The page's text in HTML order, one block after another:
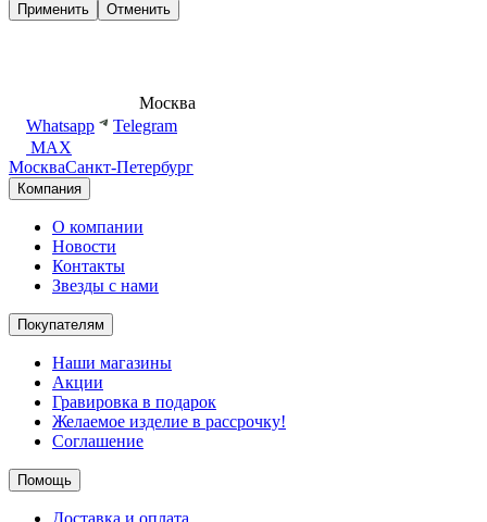
Применить Отменить
Москва
Whatsapp
Telegram
MAX
МоскваСанкт-Петербург
Компания
О компании
Новости
Контакты
Звезды с нами
Покупателям
Наши магазины
Акции
Гравировка в подарок
Желаемое изделие в рассрочку!
Соглашение
Помощь
Доставка и оплата